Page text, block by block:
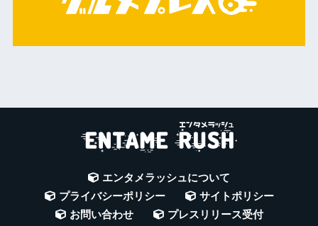
エンタメラッシュについて
プライバシーポリシー
サイトポリシー
お問い合わせ
プレスリリース受付